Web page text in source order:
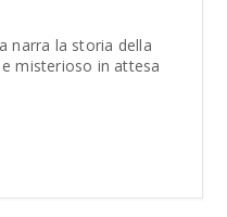
narra la storia della
misterioso in attesa